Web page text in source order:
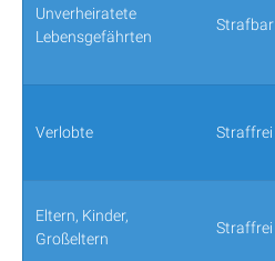
Unverheiratete
Lebensgefährten
Strafbar
Verlobte Straffrei
Eltern, Kinder,
Großeltern
Straffrei